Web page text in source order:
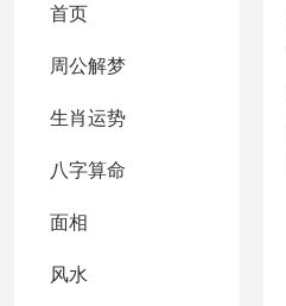
首页
周公解梦
生肖运势
八字算命
面相
风水